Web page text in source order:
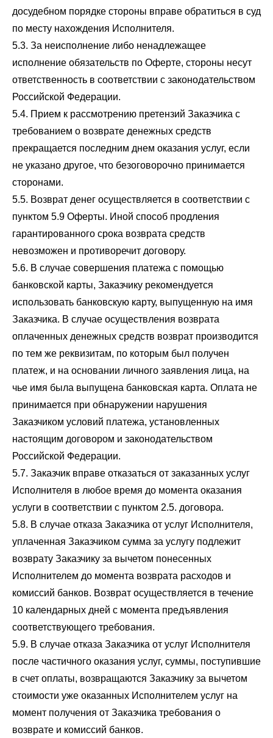
досудебном порядке стороны вправе обратиться в суд
по месту нахождения Исполнителя.
5.3. За неисполнение либо ненадлежащее
исполнение обязательств по Оферте, стороны несут
ответственность в соответствии с законодательством
Российской Федерации.
5.4. Прием к рассмотрению претензий Заказчика с
требованием о возврате денежных средств
прекращается последним днем оказания услуг, если
не указано другое, что безоговорочно принимается
сторонами.
5.5. Возврат денег осуществляется в соответствии с
пунктом 5.9 Оферты. Иной способ продления
гарантированного срока возврата средств
невозможен и противоречит договору.
5.6. В случае совершения платежа с помощью
банковской карты, Заказчику рекомендуется
использовать банковскую карту, выпущенную на имя
Заказчика. В случае осуществления возврата
оплаченных денежных средств возврат производится
по тем же реквизитам, по которым был получен
платеж, и на основании личного заявления лица, на
чье имя была выпущена банковская карта. Оплата не
принимается при обнаружении нарушения
Заказчиком условий платежа, установленных
настоящим договором и законодательством
Российской Федерации.
5.7. Заказчик вправе отказаться от заказанных услуг
Исполнителя в любое время до момента оказания
услуги в соответствии с пунктом 2.5. договора.
5.8. В случае отказа Заказчика от услуг Исполнителя,
уплаченная Заказчиком сумма за услугу подлежит
возврату Заказчику за вычетом понесенных
Исполнителем до момента возврата расходов и
комиссий банков. Возврат осуществляется в течение
10 календарных дней с момента предъявления
соответствующего требования.
5.9. В случае отказа Заказчика от услуг Исполнителя
после частичного оказания услуг, суммы, поступившие
в счет оплаты, возвращаются Заказчику за вычетом
стоимости уже оказанных Исполнителем услуг на
момент получения от Заказчика требования о
возврате и комиссий банков.